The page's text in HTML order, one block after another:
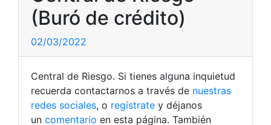
(Buró de crédito)
02/03/2022
Central de Riesgo. Si tienes alguna inquietud
recuerda contactarnos a través de nuestras
redes sociales, o regístrate y déjanos
un comentario en esta página. También